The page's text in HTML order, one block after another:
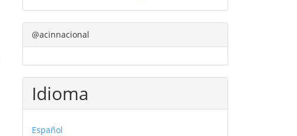
@acinnacional
Idioma
Español